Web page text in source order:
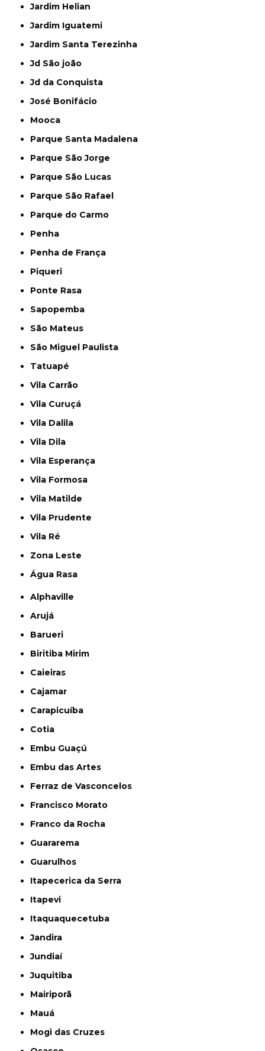
Jardim Helian
Jardim Iguatemi
Jardim Santa Terezinha
Jd São joão
Jd da Conquista
José Bonifácio
Mooca
Parque Santa Madalena
Parque São Jorge
Parque São Lucas
Parque São Rafael
Parque do Carmo
Penha
Penha de França
Piqueri
Ponte Rasa
Sapopemba
São Mateus
São Miguel Paulista
Tatuapé
Vila Carrão
Vila Curuçá
Vila Dalila
Vila Dila
Vila Esperança
Vila Formosa
Vila Matilde
Vila Prudente
Vila Ré
Zona Leste
Água Rasa
Alphaville
Arujá
Barueri
Biritiba Mirim
Caieiras
Cajamar
Carapicuíba
Cotia
Embu Guaçú
Embu das Artes
Ferraz de Vasconcelos
Francisco Morato
Franco da Rocha
Guararema
Guarulhos
Itapecerica da Serra
Itapevi
Itaquaquecetuba
Jandira
Jundiaí
Juquitiba
Mairiporã
Mauá
Mogi das Cruzes